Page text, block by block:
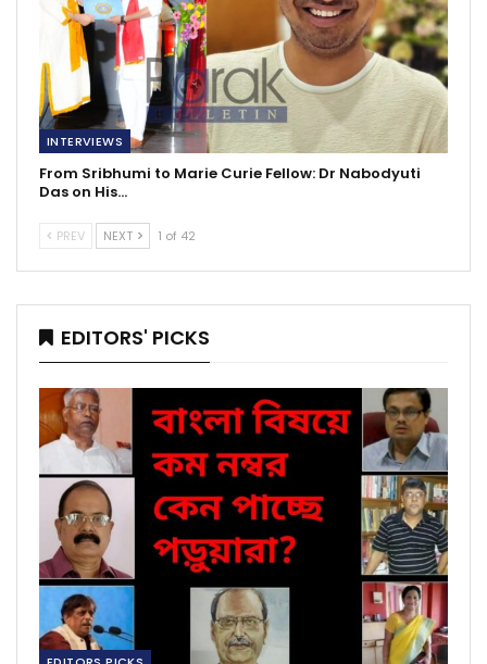
INTERVIEWS
From Sribhumi to Marie Curie Fellow: Dr Nabodyuti
Das on His…
PREV NEXT 1 of 42
EDITORS' PICKS